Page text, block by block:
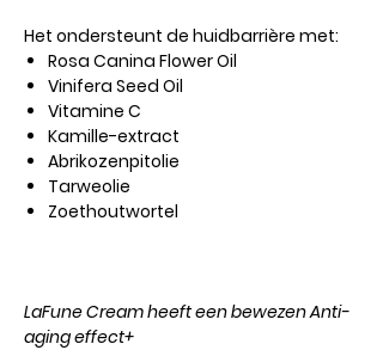
Het ondersteunt de huidbarrière met:
Rosa Canina Flower Oil
Vinifera Seed Oil
Vitamine C
Kamille-extract
Abrikozenpitolie
Tarweolie
Zoethoutwortel
LaFune Cream heeft een bewezen Anti-
aging effect+